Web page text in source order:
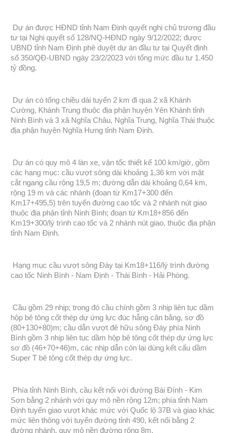
Dự án được HĐND tỉnh Nam Định quyết nghị chủ trương đầu
tư tại Nghị quyết số 128/NQ-HĐND ngày 9/12/2022; được
UBND tỉnh Nam Định phê duyệt dự án đầu tư tại Quyết định
số 350/QĐ-UBND ngày 23/2/2023 với tổng mức đầu tư 1.450
tỷ đồng.
Dự án có tổng chiều dài tuyến 2 km đi qua 2 xã Khánh
Cường, Khánh Trung thuộc địa phận huyện Yên Khánh tỉnh
Ninh Bình và 3 xã Nghĩa Châu, Nghĩa Trung, Nghĩa Thái thuộc
địa phận huyện Nghĩa Hưng tỉnh Nam Định.
Dự án có quy mô 4 làn xe, vận tốc thiết kế 100 km/giờ, gồm
các hạng mục: cầu vượt sông dài khoảng 1,36 km với mặt
cắt ngang cầu rộng 19,5 m; đường dẫn dài khoảng 0,64 km,
rộng 19 m và các nhánh (đoạn từ Km17+300 đến
Km17+495,5) trên tuyến đường cao tốc và 2 nhánh nút giao
thuộc địa phận tỉnh Ninh Bình; đoạn từ Km18+856 đến
Km19+300/lý trình cao tốc và 2 nhánh nút giao, thuộc địa phận
tỉnh Nam Định.
Hạng mục cầu vượt sông Đáy tại Km18+116/lý trình đường
cao tốc Ninh Bình - Nam Định - Thái Bình - Hải Phòng.
Cầu gồm 29 nhịp; trong đó cầu chính gồm 3 nhịp liên tục dầm
hộp bê tông cốt thép dự ứng lực đúc hẫng cân bằng, sơ đồ
(80+130+80)m; cầu dẫn vượt đê hữu sông Đáy phía Ninh
Bình gồm 3 nhịp liên tục dầm hộp bê tông cốt thép dự ứng lực
sơ đồ (46+70+46)m, các nhịp dẫn còn lại dùng kết cấu dầm
Super T bê tông cốt thép dự ứng lực.
Phía tỉnh Ninh Bình, cầu kết nối với đường Bái Đính - Kim
Sơn bằng 2 nhánh với quy mô nền rộng 12m; phía tỉnh Nam
Định tuyến giao vượt khác mức với Quốc lộ 37B và giao khác
mức liên thông với tuyến đường tỉnh 490, kết nối bằng 2
đường nhánh, quy mô nền đường rộng 8m.